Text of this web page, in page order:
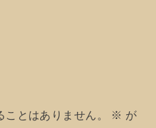
とはありません。 ※ が